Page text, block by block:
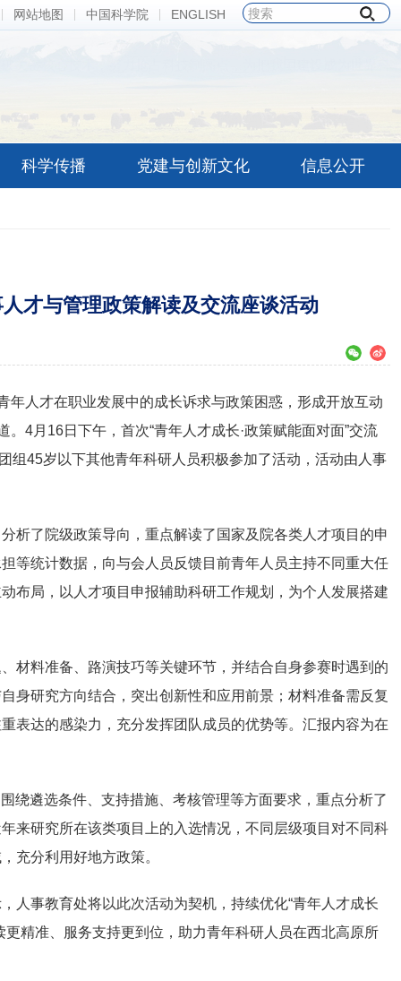
网站地图 中国科学院 ENGLISH
科学传播 党建与创新文化 信息公开
才与管理政策解读及交流座谈活动
年人才在职业发展中的成长诉求与政策困惑，形成开放互动
4月16日下午，首次“青年人才成长·政策赋能面对面”交流
45岁以下其他青年科研人员积极参加了活动，活动由人事
析了院级政策导向，重点解读了国家及院各类人才项目的申
等统计数据，向与会人员反馈目前青年人员主持不同重大任
布局，以人才项目申报辅助科研工作规划，为个人发展搭建
材料准备、路演技巧等关键环节，并结合自身参赛时遇到的
身研究方向结合，突出创新性和应用前景；材料准备需反复
表达的感染力，充分发挥团队成员的优势等。汇报内容为在
绕遴选条件、支持措施、考核管理等方面要求，重点分析了
来研究所在该类项目上的入选情况，不同层级项目对不同科
充分利用好地方政策。
人事教育处将以此次活动为契机，持续优化“青年人才成长
精准、服务支持更到位，助力青年科研人员在西北高原所